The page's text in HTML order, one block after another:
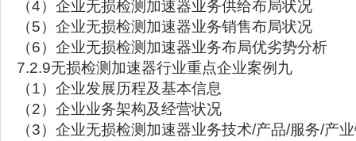
（4）企业无损检测加速器业务供给布局状况
（5）企业无损检测加速器业务销售布局状况
（6）企业无损检测加速器业务布局优劣势分析
7.2.9无损检测加速器行业重点企业案例九
（1）企业发展历程及基本信息
（2）企业业务架构及经营状况
（3）企业无损检测加速器业务技术/产品/服务/产